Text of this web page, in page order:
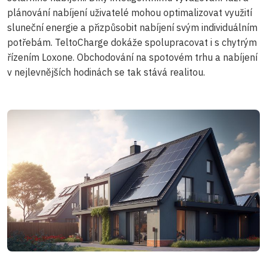
plánování nabíjení uživatelé mohou optimalizovat využití
sluneční energie a přizpůsobit nabíjení svým individuálním
potřebám. TeltoCharge dokáže spolupracovat i s chytrým
řízením Loxone. Obchodování na spotovém trhu a nabíjení
v nejlevnějších hodinách se tak stává realitou.